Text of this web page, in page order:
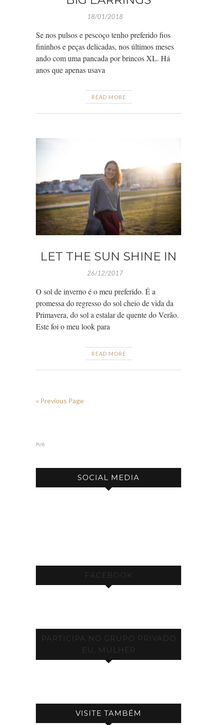
18/01/2018
Se nos pulsos e pescoço tenho preferido fios
fininhos e peças delicadas, nos últimos meses
ando com uma pancada por brincos XL. Há
anos que apenas usava
READ MORE
LET THE SUN SHINE IN
26/12/2017
O sol de inverno é o meu preferido. É a
promessa do regresso do sol cheio de vida da
Primavera, do sol a estalar de quente do Verão.
Este foi o meu look para
READ MORE
« Previous Page
PUB
SOCIAL MEDIA
FACEBOOK
PARTICIPA NO GRUPO PRIVADO
EU, MULHER
VISITE TAMBÉM